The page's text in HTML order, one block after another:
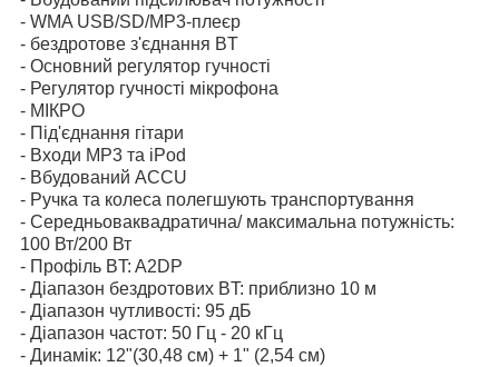
- WMA USB/SD/MP3-плеєр
- бездротове з'єднання BT
- Основний регулятор гучності
- Регулятор гучності мікрофона
- МІКРО
- Під'єднання гітари
- Входи MP3 та iPod
- Вбудований ACCU
- Ручка та колеса полегшують транспортування
- Середньоваквадратична/ максимальна потужність:
100 Вт/200 Вт
- Профіль BT: A2DP
- Діапазон бездротових BT: приблизно 10 м
- Діапазон чутливості: 95 дБ
- Діапазон частот: 50 Гц - 20 кГц
- Динамік: 12"(30,48 см) + 1" (2,54 см)